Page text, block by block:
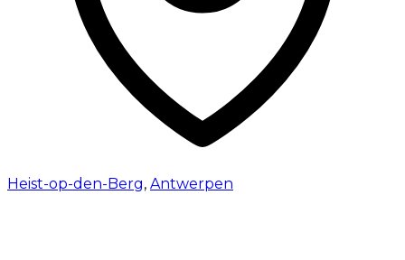
Heist-op-den-Berg, Antwerpen